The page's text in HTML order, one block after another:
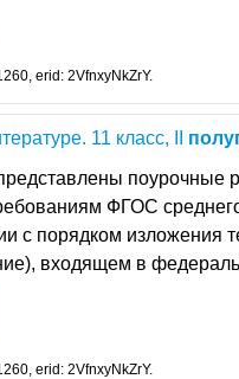
erid: 2VfnxyNkZrY.
11 класс, II
поурочные
ФГОС
с порядком изложения
входящем в
erid: 2VfnxyNkZrY.